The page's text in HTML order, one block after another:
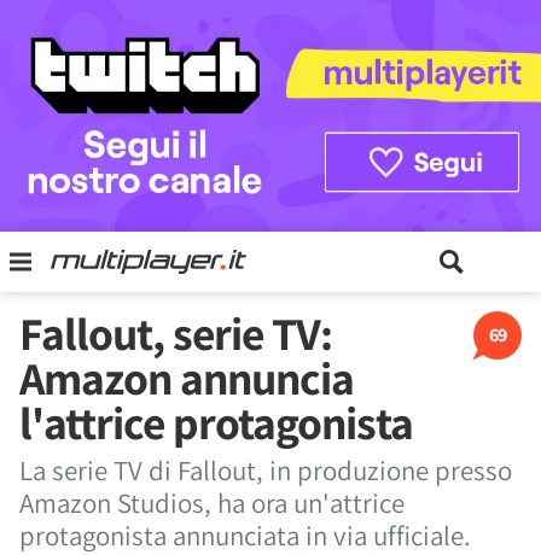
69
Fallout, serie TV:
Amazon annuncia
l'attrice protagonista
La serie TV di Fallout, in produzione presso
Amazon Studios, ha ora un'attrice
protagonista annunciata in via ufficiale.